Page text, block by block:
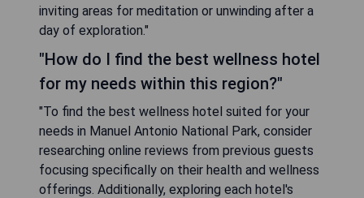
inviting areas for meditation or unwinding after a
day of exploration."
"How do I find the best wellness hotel
for my needs within this region?"
"To find the best wellness hotel suited for your
needs in Manuel Antonio National Park, consider
researching online reviews from previous guests
focusing specifically on their health and wellness
offerings. Additionally, exploring each hotel's